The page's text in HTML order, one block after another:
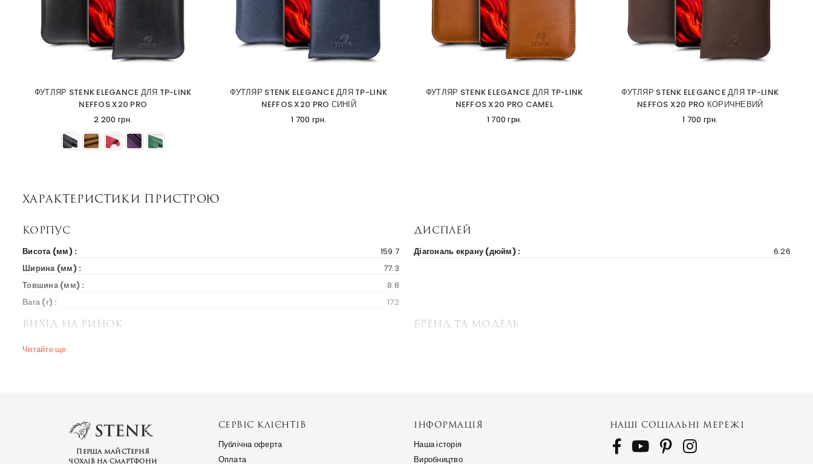
ФУТЛЯР STENK ELEGANCE ДЛЯ TP-LINK
NEFFOS X20 PRO
2 200 грн.
ФУТЛЯР STENK ELEGANCE ДЛЯ TP-LINK
NEFFOS X20 PRO СИНІЙ
1 700 грн.
ФУТЛЯР STENK ELEGANCE ДЛЯ TP-LINK
NEFFOS X20 PRO CAMEL
1 700 грн.
ФУТЛЯР STENK ELEGANCE ДЛЯ TP-LINK
NEFFOS X20 PRO КОРИЧНЕВИЙ
1 700 грн.
Характеристики пристрою
Корпус
Висота (мм) :
159.7
Ширина (мм) :
77.3
Товшина (мм) :
8.8
Вага (г) :
172
Дисплей
Діагональ екрану (дюйм) : 6.26
Вихід на ринок
Рік випуску :
Бренд та модель
Читайте ще
Перша майстерня
чохлів на смартфони
СЕРВІС КЛІЄНТІВ
Публічна оферта
Оплата
ІНФОРМАЦІЯ
Наша історія
Виробництво
НАШІ СОЦІАЛЬНІ МЕРЕЖІ